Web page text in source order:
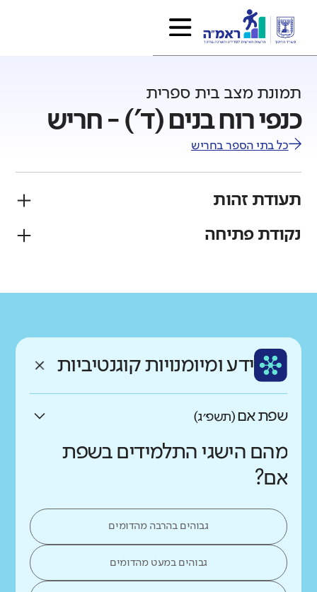
תמונת מצב בית ספרית
כנפי רוח בנים (ד') - חריש
כל בתי הספר בחריש
תעודת זהות
פיקוח
עברית צעיר
נקודת פתיחה
רקע חברתי כלכלי
נמוך ידע ומיומנויות קוגנטיביות
שפת אם(תשפ״ג)
מהם הישגי התלמידים בשפת
אם?
גבוהים בהרבה מהדומים
גבוהים במעט מהדומים